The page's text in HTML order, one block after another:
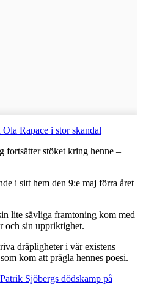
Rapace i stor skandal
fortsätter stöket kring henne –
i sitt hem den 9:e maj förra året
lite sävliga framtoning kom med
och sin uppriktighet.
dråpligheter i vår existens –
kom att prägla hennes poesi.
Sjöbergs dödskamp på